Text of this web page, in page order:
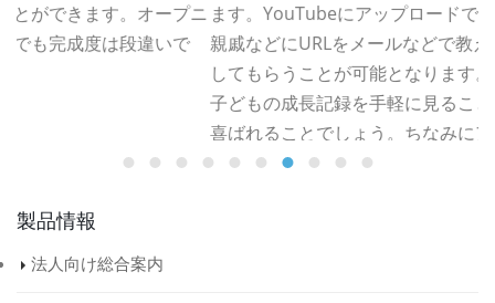
ます。YouTubeにアップロードできれば、遠方の友人や
親戚などにURLをメールなどで教えるだけで、作品を閲覧
してもらうことが可能となります。旅行や結婚ムービー、
子どもの成長記録を手軽に見ることができるため、非常に
喜ばれることでしょう。ちなみにアップロードには
YouTubeのユーザーアカウントの登録（無料）が必要と
用意されているので、とても親切です。
Read more
製品情報
法人向け総合案内